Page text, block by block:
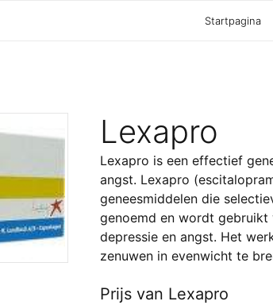
Startpagina
Lexapro
Lexapro is een effectief
angst. Lexapro
geneesmiddelen die
genoemd en wordt gebruikt
depressie en angst. Het
zenuwen in evenwicht te
Prijs van Lexapro